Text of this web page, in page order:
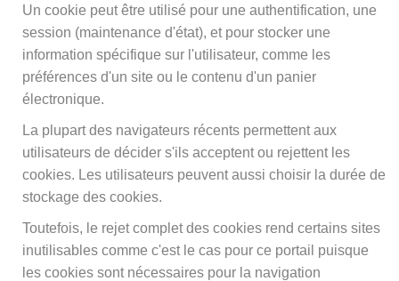
Un cookie peut être utilisé pour une authentification, une
session (maintenance d'état), et pour stocker une
information spécifique sur l'utilisateur, comme les
préférences d'un site ou le contenu d'un panier
électronique.
La plupart des navigateurs récents permettent aux
utilisateurs de décider s'ils acceptent ou rejettent les
cookies. Les utilisateurs peuvent aussi choisir la durée de
stockage des cookies.
Toutefois, le rejet complet des cookies rend certains sites
inutilisables comme c'est le cas pour ce portail puisque
les cookies sont nécessaires pour la navigation